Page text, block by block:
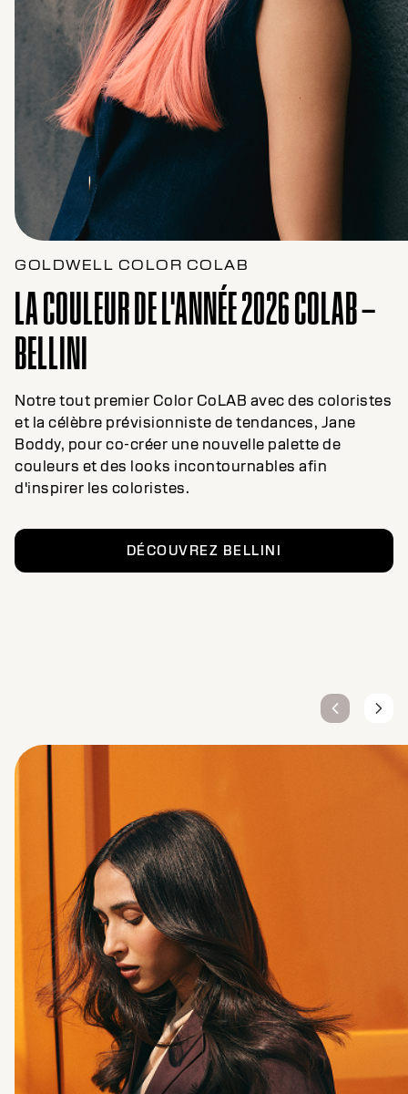
GOLDWELL COLOR COLAB
LA COULEUR DE L'ANNÉE 2026 COLAB –
BELLINI
Notre tout premier Color CoLAB avec des coloristes
et la célèbre prévisionniste de tendances, Jane
Boddy, pour co-créer une nouvelle palette de
couleurs et des looks incontournables afin
d'inspirer les coloristes.
DÉCOUVREZ BELLINI